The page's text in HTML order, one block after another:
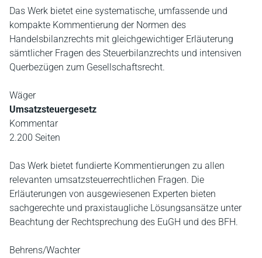
Das Werk bietet eine systematische, umfassende und
kompakte Kommentierung der Normen des
Handelsbilanzrechts mit gleichgewichtiger Erläuterung
sämtlicher Fragen des Steuerbilanzrechts und intensiven
Querbezügen zum Gesellschaftsrecht.
Wäger
Umsatzsteuergesetz
Kommentar
2.200 Seiten
Das Werk bietet fundierte Kommentierungen zu allen
relevanten umsatzsteuerrechtlichen Fragen. Die
Erläuterungen von ausgewiesenen Experten bieten
sachgerechte und praxistaugliche Lösungsansätze unter
Beachtung der Rechtsprechung des EuGH und des BFH.
Behrens/Wachter